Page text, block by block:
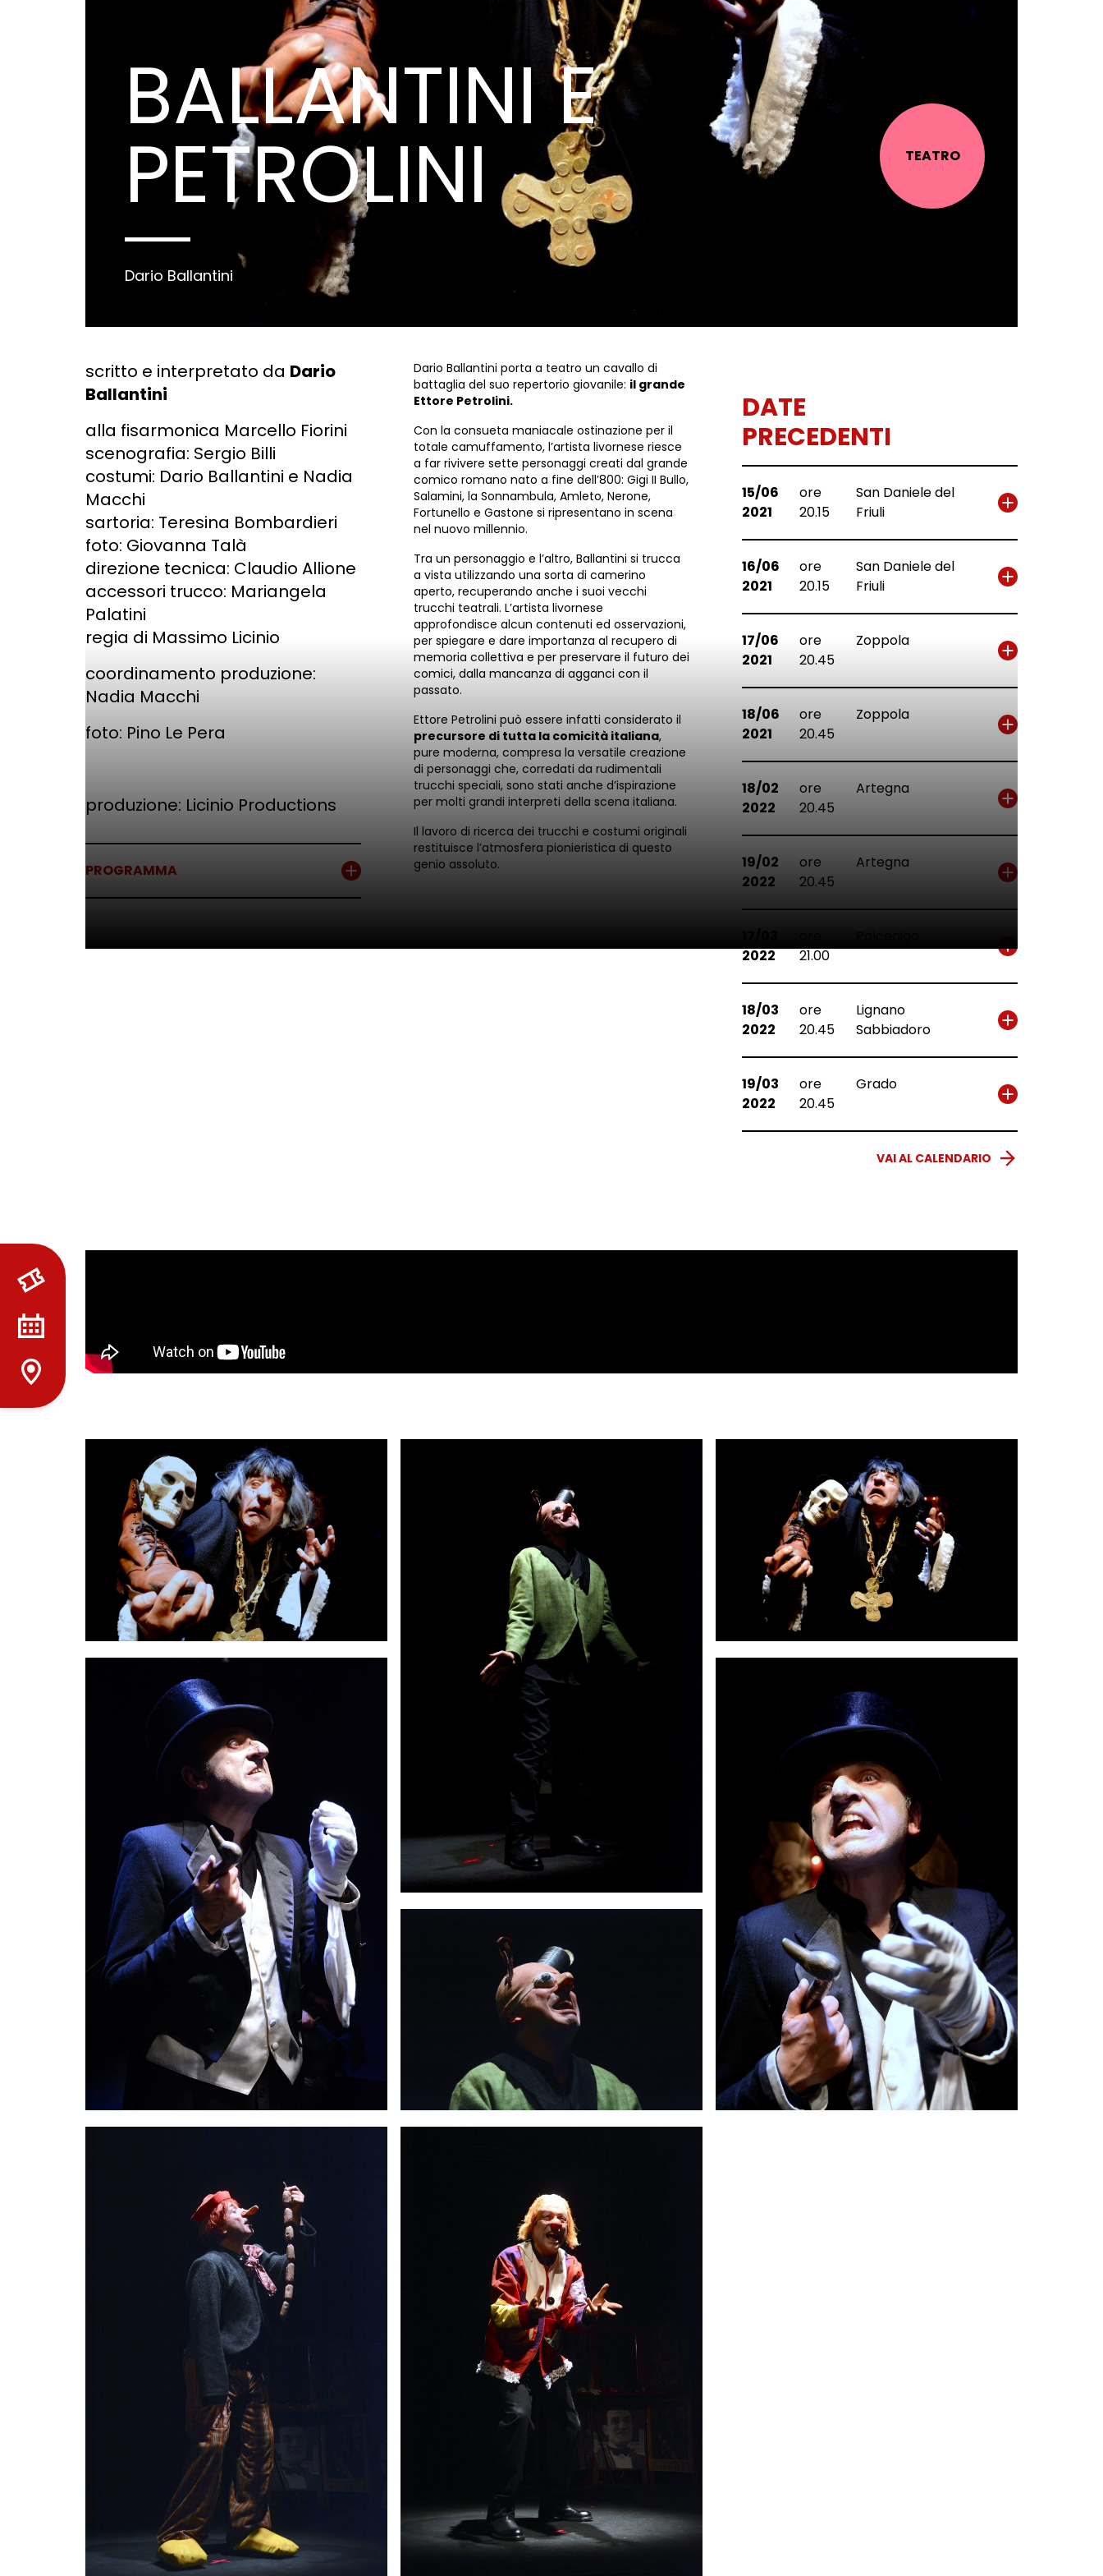
BALLANTINI E
PETROLINI
Dario Ballantini
TEATRO
scritto e interpretato da Dario
Ballantini
alla fisarmonica Marcello Fiorini
scenografia: Sergio Billi
costumi: Dario Ballantini e Nadia
Macchi
sartoria: Teresina Bombardieri
foto: Giovanna Talà
direzione tecnica: Claudio Allione
accessori trucco: Mariangela
Palatini
regia di Massimo Licinio
coordinamento produzione:
Nadia Macchi
foto: Pino Le Pera
produzione: Licinio Productions
PROGRAMMA
Dario Ballantini porta a teatro un cavallo di
battaglia del suo repertorio giovanile: il grande
Ettore Petrolini.
Con la consueta maniacale ostinazione per il
totale camuffamento, l’artista livornese riesce
a far rivivere sette personaggi creati dal grande
comico romano nato a fine dell’800: Gigi II Bullo,
Salamini, la Sonnambula, Amleto, Nerone,
Fortunello e Gastone si ripresentano in scena
nel nuovo millennio.
Tra un personaggio e l’altro, Ballantini si trucca
a vista utilizzando una sorta di camerino
aperto, recuperando anche i suoi vecchi
trucchi teatrali. L’artista livornese
approfondisce alcun contenuti ed osservazioni,
per spiegare e dare importanza al recupero di
memoria collettiva e per preservare il futuro dei
comici, dalla mancanza di agganci con il
passato.
Ettore Petrolini può essere infatti considerato il
precursore di tutta la comicità italiana,
pure moderna, compresa la versatile creazione
di personaggi che, corredati da rudimentali
trucchi speciali, sono stati anche d’ispirazione
per molti grandi interpreti della scena italiana.
Il lavoro di ricerca dei trucchi e costumi originali
restituisce l’atmosfera pionieristica di questo
genio assoluto.
DATE
PRECEDENTI
15/06
2021
ore
20.15
San Daniele del
Friuli
16/06
2021
ore
20.15
San Daniele del
Friuli
17/06
2021
ore
20.45
Zoppola
18/06
2021
ore
20.45
Zoppola
18/02
2022
ore
20.45
Artegna
19/02
2022
ore
20.45
Artegna
2022
21.00
18/03
2022
ore
20.45
Lignano
Sabbiadoro
19/03
2022
ore
20.45
Grado
VAI AL CALENDARIO